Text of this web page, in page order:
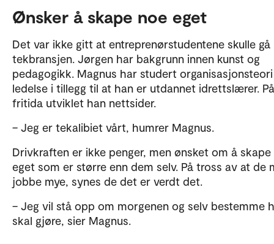
Ønsker å skape noe eget
Det var ikke gitt at entreprenørstudentene skulle gå
tekbransjen. Jørgen har bakgrunn innen kunst og
pedagogikk. Magnus har studert
ledelse i tillegg til at han er utdannet idrettslærer. På
fritida utviklet han nettsider.
– Jeg er tekalibiet vårt, humrer Magnus.
Drivkraften er ikke penger, men ønsket om å skape
eget som er større enn dem selv. På tross av at de
jobbe mye, synes de det er verdt det.
– Jeg vil stå opp om morgenen og selv bestemme
skal gjøre, sier Magnus.